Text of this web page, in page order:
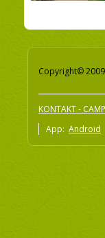
Copyright©
KONTAKT -
App: Android